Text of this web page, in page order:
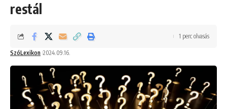
restál
SzóLexikon 2024.09.16.
1 perc olvasás